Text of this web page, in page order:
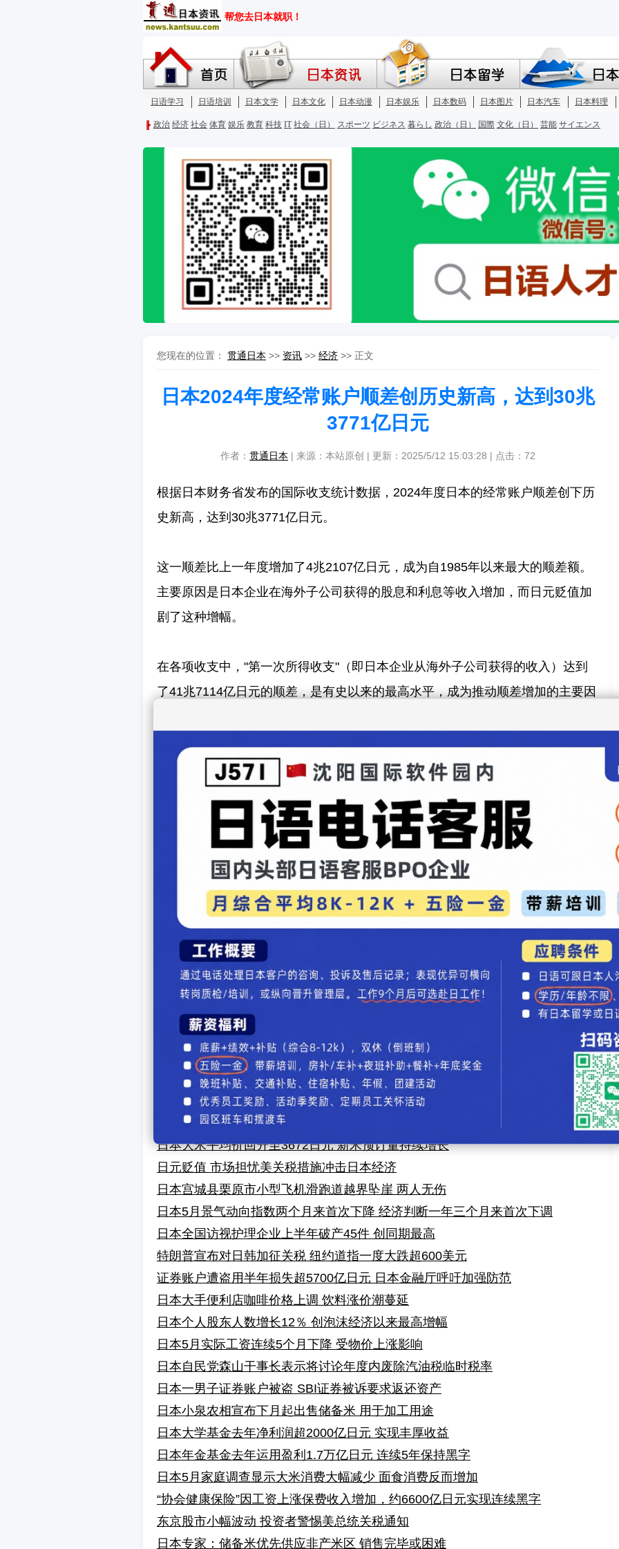
您现在的位置： 贯通日本 >> 资讯 >> 经济 >> 正文
日本2024年度经常账户顺差创历史新高，达到30兆
3771亿日元
作者： 贯通日本 | 来源：本站原创 | 更新：2025/5/12 15:03:28 | 点击： 72
根据日本财务省发布的国际收支统计数据，2024年度日本的经常账户顺差创下历
史新高，达到30兆3771亿日元。
这一顺差比上一年度增加了4兆2107亿日元，成为自1985年以来最大的顺差额。
主要原因是日本企业在海外子公司获得的股息和利息等收入增加，而日元贬值加
剧了这种增幅。
在各项收支中，"第一次所得收支"（即日本企业从海外子公司获得的收入）达到
了41兆7114亿日元的顺差，是有史以来的最高水平，成为推动顺差增加的主要因
另一方面，"贸易收支"出现了4兆480亿日元的赤字，尽管出口增长，但由于智能
手机和药品等进口增加，导致赤字规模扩大。
此外，2025年3月的经常账户顺差也创新高，达到了3兆6781亿日元，这一数字创
下了3月以来的最大顺差，主要得益于汽车出口的增长。
上一篇新闻：日本首相呼吁美方彻底撤销汽车关税
下一篇新闻：日本大手外食链通过“临时工”模式应对人手不足，拓展灵活用工
【发表评论】【加入收藏】【告诉好友】【打印此文 】【关闭窗口】
相关文章
日本5月经常账户盈余3.4万亿日元 创同期最大纪录
5月经常账户盈余3.4万亿日元 创历史同期最高纪录
今年上半年日本全国35家医疗机构破产 创新高趋势
受美关税不确定性影响 日经指数下跌逾220点
日本大米平均价回升至3672日元 新米预订量持续增长
日元贬值 市场担忧美关税措施冲击日本经济
日本宫城县栗原市小型飞机滑跑道越界坠崖 两人无伤
日本5月景气动向指数两个月来首次下降 经济判断一年三个月来首次下调
日本全国访视护理企业上半年破产45件 创同期最高
特朗普宣布对日韩加征关税 纽约道指一度大跌超600美元
证券账户遭盗用半年损失超5700亿日元 日本金融厅呼吁加强防范
日本大手便利店咖啡价格上调 饮料涨价潮蔓延
日本个人股东人数增长12％ 创泡沫经济以来最高增幅
日本5月实际工资连续5个月下降 受物价上涨影响
日本自民党森山干事长表示将讨论年度内废除汽油税临时税率
日本一男子证券账户被盗 SBI证券被诉要求返还资产
日本小泉农相宣布下月起出售储备米 用于加工用途
日本大学基金去年净利润超2000亿日元 实现丰厚收益
日本年金基金去年运用盈利1.7万亿日元 连续5年保持黑字
日本5月家庭调查显示大米消费大幅减少 面食消费反而增加
“协会健康保险”因工资上涨保费收入增加，约6600亿日元实现连续黑字
东京股市小幅波动 投资者警惕美总统关税通知
日本专家：储备米优先供应非产米区 销售完毕或困难